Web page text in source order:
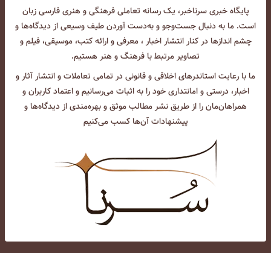
پایگاه خبری سرناخبر، یک رسانه تعاملی فرهنگی و هنری فارسی زبان
است. ما به دنبال جست‌و‌جو و به‌دست آوردن طیف وسیعی از دیدگاه‌ها و
چشم انداز‌ها در کنار انتشار اخبار ، معرفی و ارائه کتب، موسیقی، فیلم و
تصاویر مرتبط با فرهنگ و هنر هستیم.
ما با رعایت استاندرهای اخلاقی و قانونی در تمامی تعاملات و انتشار آثار و
اخبار، درستی و امانتداری خود را به اثبات می‌رسانیم و اعتماد کاربران و
همراهان‌مان را از طریق نشر مطالب موثق و بهره‌مندی از دیدگاه‌ها و
پیشنهادات آن‌ها کسب می‌کنیم